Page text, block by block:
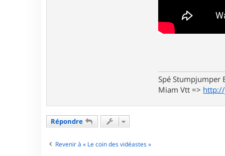
Spé Stumpjumper
Miam Vtt =>
Répondre
Revenir à « Le coin des vidéastes »